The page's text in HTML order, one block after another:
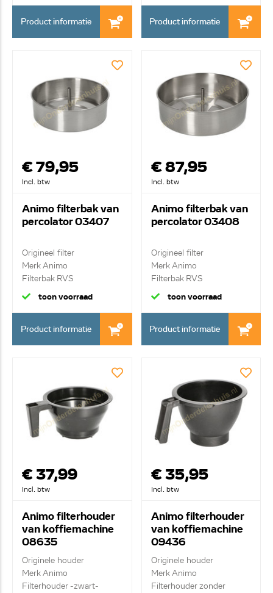
Product informatie Product informatie
€ 79,95
Incl. btw
Animo filterbak van
percolator 03407
Origineel filter
Merk Animo
Filterbak RVS
toon voorraad
Product informatie
€ 87,95
Incl. btw
Animo filterbak van
percolator 03408
Origineel filter
Merk Animo
Filterbak RVS
toon voorraad
Product informatie
€ 37,99
Incl. btw
Animo filterhouder
van koffiemachine
08635
Originele houder
Merk Animo
Filterhouder -zwart-
€ 35,95
Incl. btw
Animo filterhouder
van koffiemachine
09436
Originele houder
Merk Animo
Filterhouder zonder